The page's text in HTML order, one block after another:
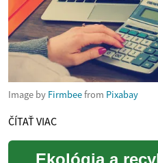
Image by Firmbeefrom Pixabay
ČÍTAŤ VIAC